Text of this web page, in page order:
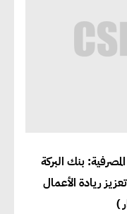
بنك البركة
ريادة الأعمال
)